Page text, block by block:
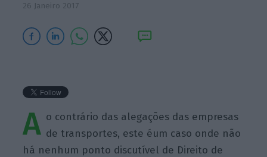
26 Janeiro 2017
A o contrário das alegações das empresas
de transportes, este éum caso onde não
há nenhum ponto discutível de Direito de